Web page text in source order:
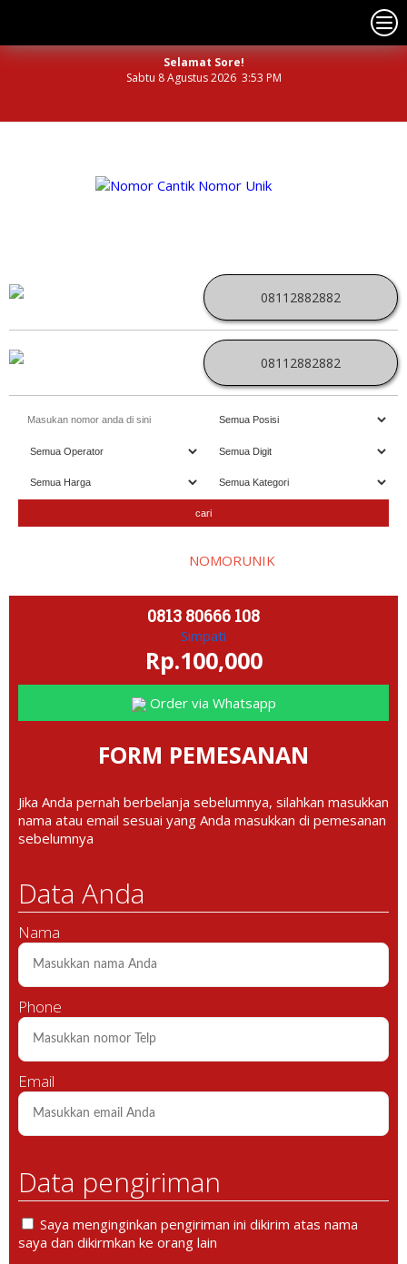
Selamat Sore!
Sabtu 8 Agustus 2026 3:53 PM
08112882882
08112882882
NOMORUNIK- nomor
0813 80666 108
Simpati
Rp.100,000
Order via Whatsapp
FORM PEMESANAN
Jika Anda pernah berbelanja sebelumnya, silahkan masukkan
nama atau email sesuai yang Anda masukkan di pemesanan
sebelumnya
Data Anda
Nama
Phone
Email
Data pengiriman
Saya menginginkan pengiriman ini dikirim atas nama
saya dan dikirmkan ke orang lain